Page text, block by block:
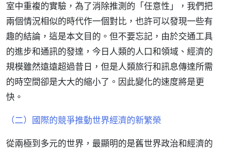
室中重複的實驗，為了消除推測的「任意性」，我們把
兩個情況相似的時代作一個對比，也許可以發現一些有
趣的結論，這是本文目的。但不要忘記，由於交通工具
的進步和通訊的發達，今日人類的人口和領域、經濟的
規模雖然遠遠超過昔日，但是人類旅行和訊息傳達所需
的時空間卻是大大的縮小了。因此變化的速度將是更
快。
（二）國際的競爭推動世界經濟的新繁榮
從兩極到多元的世界，最顯明的是舊世界政治和經濟的